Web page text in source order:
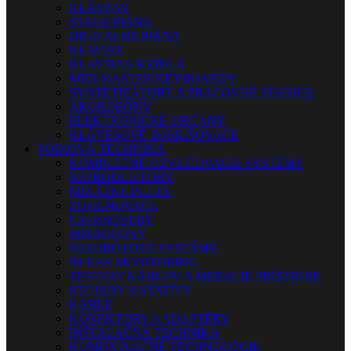
KLÁVESY
STAGE PIÁNA
DIGITÁLNE PIÁNA
KLAVÍRE
KLAVÍRNE KRÍDLA
MIDI MASTER KEYBOARDY
SYNTETIZÁTORY A PRACOVNÉ STANICE
AKORDEÓNY
ELEKTRONICKÉ ORGANY
KLÁVESOVÉ ZOSILŇOVAČE
PÓDIOVÁ TECHNIKA
KOMPLETNÉ OZVUČOVACIE SYSTÉMY
REPRODUKTORY
MIXÁŽNE PULTY
ZOSILŇOVAČE
CROSSOVERY
MIKROFÓNY
BEZDRÔTOVÉ SYSTÉMY
IN-EAR MONITORING
TESTERY KÁBLOV A MERACIE PRÍSTROJE
STOJANY A STATÍVY
KÁBLE
KONEKTORY A ADAPTÉRY
INŠTALAČNÁ TECHNIKA
KOMUNIKAČNÉ TECHNOLÓGIE